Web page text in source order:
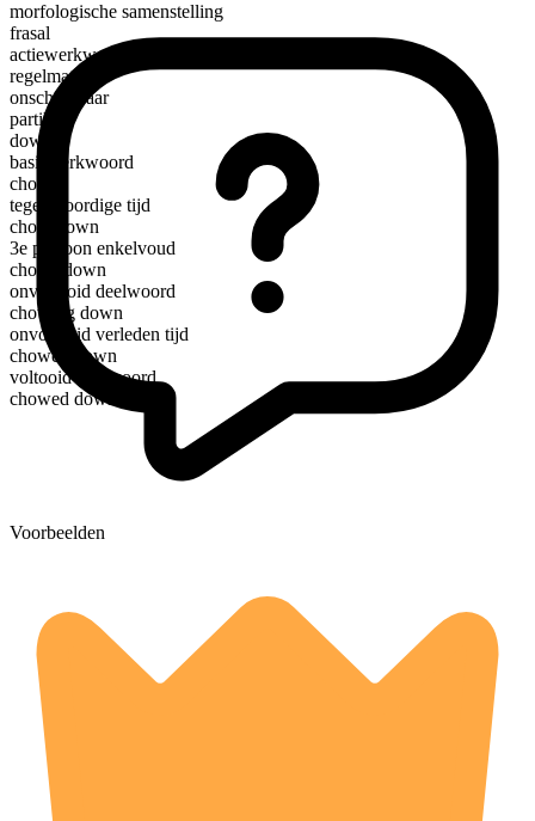
morfologische samenstelling
frasal
actiewerkwoord
regelmatig
onscheidbaar
partikel
down
basiswerkwoord
chow
tegenwoordige tijd
chow down
3e persoon enkelvoud
chows down
onvoltooid deelwoord
chowing down
onvoltooid verleden tijd
chowed down
voltooid deelwoord
chowed down
Voorbeelden